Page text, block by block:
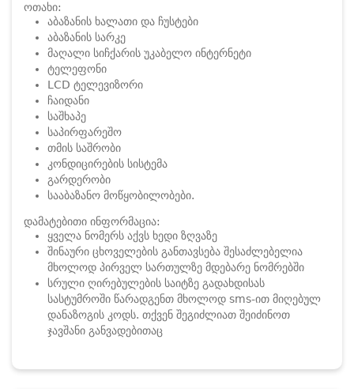
ოთახი:
აბაზანის ხალათი და ჩუსტები
აბაზანის სარკე
მაღალი სიჩქარის უკაბელო ინტერნეტი
ტელეფონი
LCD ტელევიზორი
ჩაიდანი
საშხაპე
საპირფარეშო
თმის საშრობი
კონდიცირების სისტემა
გარდერობი
სააბაზანო მოწყობილობები.
დამატებითი ინფორმაცია:
ყველა ნომერს აქვს ხედი ზღვაზე
შინაური ცხოველების განთავსება შესაძლებელია
მხოლოდ პირველ სართულზე მდებარე ნომრებში
სრული ღირებულების საიტზე გადახდისას
სასტუმროში წარადგენთ მხოლოდ sms-ით მიღებულ
დანაზოგის კოდს. თქვენ შეგიძლიათ შეიძინოთ
ჯავშანი განვადებითაც